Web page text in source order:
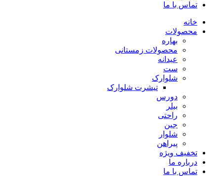
تماس با ما
خانه
محصولات
بهاره
محصولات زمستانی
عیدانه
ست
شلوارک
تیشرت شلوارک
دورس
بیلر
راحتی
جین
شلوار
پیراهن
تخفیف ویژه
درباره ما
تماس با ما